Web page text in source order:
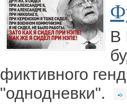
В
фиктивного
"однодневки".